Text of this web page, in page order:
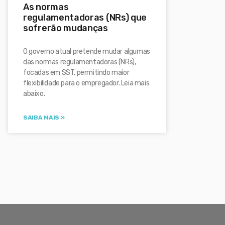
As normas
regulamentadoras (NRs) que
sofrerão mudanças
O governo atual pretende mudar algumas
das normas regulamentadoras (NRs),
focadas em SST, permitindo maior
flexibilidade para o empregador. Leia mais
abaixo.
SAIBA MAIS »